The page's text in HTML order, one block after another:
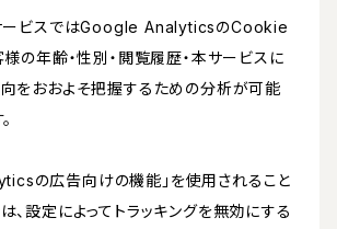
ービスではGoogle AnalyticsのCookie
様の年齢・性別・閲覧履歴・本サービスに
をおおよそ把握するための分析が可能
の広告向けの機能」を使用されること
、設定によってトラッキングを無効にする